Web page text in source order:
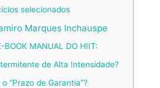
selecionados
Marques Inchauspe
BOOK MANUAL DO HIIT:
de Alta Intensidade?
“Prazo de Garantia”?